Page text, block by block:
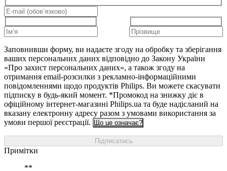
Заповнивши форму, ви надаєте згоду на обробку та зберігання
ваших персональних даних відповідно до Закону України
«Про захист персональних даних», а також згоду на
отримання email-розсилки з рекламно-інформаційними
повідомленнями щодо продуктів Philips. Ви можете скасувати
підписку в будь-який момент. *Промокод на знижку діє в
офіційному інтернет-магазині Philips.ua та буде надісланий на
вказану електронну адресу разом з умовами використання за
умови першої реєстрації. Що це означає?
Підписатись
Примітки